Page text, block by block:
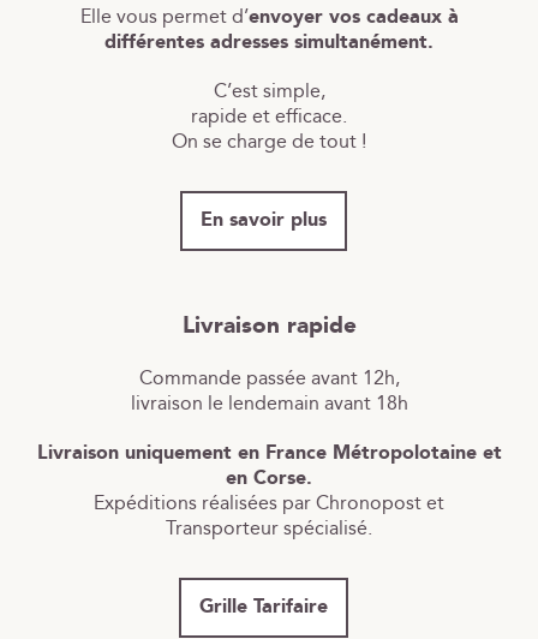
Elle vous permet d’envoyer vos cadeaux à
différentes adresses simultanément.
C’est simple,
rapide et efficace.
On se charge de tout !
En savoir plus
Livraison rapide
Commande passée avant 12h,
livraison le lendemain avant 18h
Livraison uniquement en France Métropolotaine et
en Corse.
Expéditions réalisées par Chronopost et
Transporteur spécialisé.
Grille Tarifaire